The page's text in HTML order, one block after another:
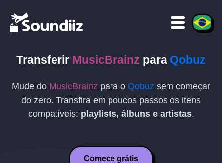
Transferir MusicBrainz para Qobuz
Mude do MusicBrainz para o Qobuz sem começar
do zero. Transfira em poucos passos os itens
compatíveis: playlists, álbuns e artistas.
Comece grátis